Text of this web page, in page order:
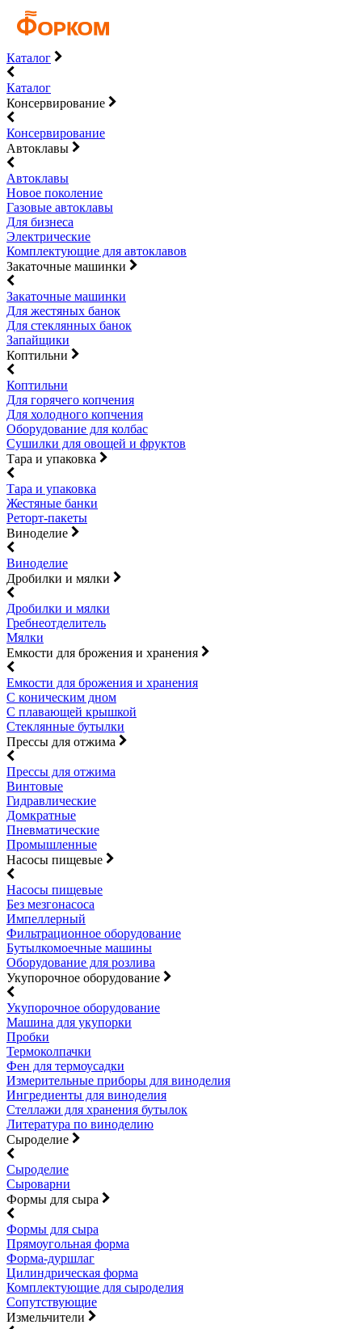
Каталог
Каталог
Консервирование
Консервирование
Автоклавы
Автоклавы
Новое поколение
Газовые автоклавы
Для бизнеса
Электрические
Комплектующие для автоклавов
Закаточные машинки
Закаточные машинки
Для жестяных банок
Для стеклянных банок
Запайщики
Коптильни
Коптильни
Для горячего копчения
Для холодного копчения
Оборудование для колбас
Сушилки для овощей и фруктов
Тара и упаковка
Тара и упаковка
Жестяные банки
Реторт-пакеты
Виноделие
Виноделие
Дробилки и мялки
Дробилки и мялки
Гребнеотделитель
Мялки
Емкости для брожения и хранения
Емкости для брожения и хранения
С коническим дном
С плавающей крышкой
Стеклянные бутылки
Прессы для отжима
Прессы для отжима
Винтовые
Гидравлические
Домкратные
Пневматические
Промышленные
Насосы пищевые
Насосы пищевые
Без мезгонасоса
Импеллерный
Фильтрационное оборудование
Бутылкомоечные машины
Оборудование для розлива
Укупорочное оборудование
Укупорочное оборудование
Машина для укупорки
Пробки
Термоколпачки
Фен для термоусадки
Измерительные приборы для виноделия
Ингредиенты для виноделия
Стеллажи для хранения бутылок
Литература по виноделию
Сыроделие
Сыроделие
Сыроварни
Формы для сыра
Формы для сыра
Прямоугольная форма
Форма-дуршлаг
Цилиндрическая форма
Комплектующие для сыроделия
Сопутствующие
Измельчители